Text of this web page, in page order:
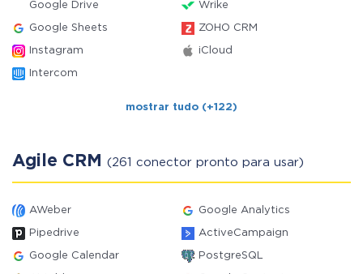
Google Drive Wrike
Google Sheets ZOHO CRM
Instagram iCloud
Intercom
mostrar tudo (+122)
Agile CRM (261 conector pronto para usar)
AWeber Google Analytics
Pipedrive ActiveCampaign
Google Calendar PostgreSQL